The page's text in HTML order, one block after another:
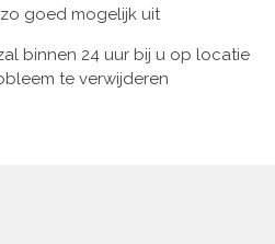
goed mogelijk uit
binnen 24 uur bij u op locatie
te verwijderen